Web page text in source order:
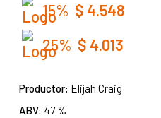
15% $ 4.548
25% $ 4.013
Productor: Elijah Craig
ABV: 47 %